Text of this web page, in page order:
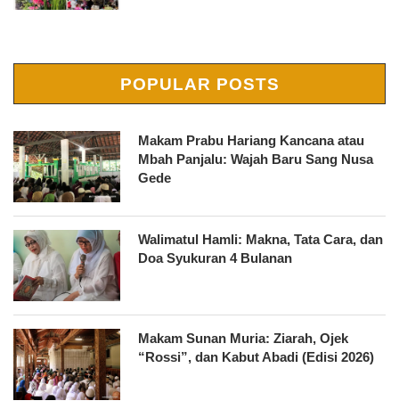
POPULAR POSTS
Makam Prabu Hariang Kancana atau
Mbah Panjalu: Wajah Baru Sang Nusa
Gede
Walimatul Hamli: Makna, Tata Cara, dan
Doa Syukuran 4 Bulanan
Makam Sunan Muria: Ziarah, Ojek
“Rossi”, dan Kabut Abadi (Edisi 2026)